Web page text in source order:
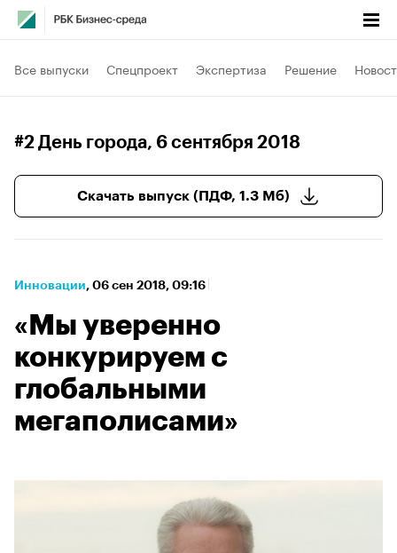
Все выпуски Спецпроект Экспертиза Решение
#2 День города, 6 сентября 2018
Скачать выпуск (ПДФ, 1.3 Мб)
Инновации⁠, 06 сен 2018, 09:16
«Мы уверенно
конкурируем с
глобальными
мегаполисами»